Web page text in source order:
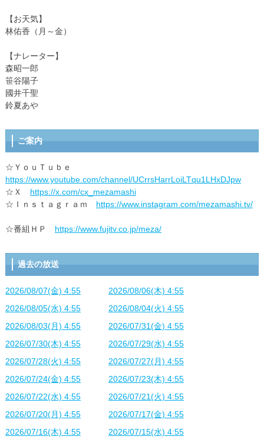
【お天気】
林佑香（月～金）
【ナレーター】
森昭一郎
笹谷陽子
國井千聖
鈴夏あや
ご案内
☆ＹｏｕＴｕｂｅ
https://www.youtube.com/channel/UCrrsHarrLoiLTqu1LHxDJpw
☆Ｘ https://x.com/cx_mezamashi
☆Ｉｎｓｔａｇｒａｍ https://www.instagram.com/mezamashi.tv/
☆番組ＨＰ https://www.fujitv.co.jp/meza/
過去の放送
2026/08/07(金) 4:55
2026/08/06(木) 4:55
2026/08/05(水) 4:55
2026/08/04(火) 4:55
2026/08/03(月) 4:55
2026/07/31(金) 4:55
2026/07/30(木) 4:55
2026/07/29(水) 4:55
2026/07/28(火) 4:55
2026/07/27(月) 4:55
2026/07/24(金) 4:55
2026/07/23(木) 4:55
2026/07/22(水) 4:55
2026/07/21(火) 4:55
2026/07/20(月) 4:55
2026/07/17(金) 4:55
2026/07/16(木) 4:55
2026/07/15(水) 4:55